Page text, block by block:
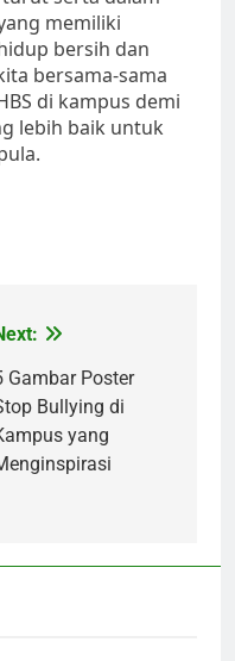
memiliki
bersih dan
bersama-sama
di kampus demi
lebih baik untuk
Gambar Poster
Bullying di
yang